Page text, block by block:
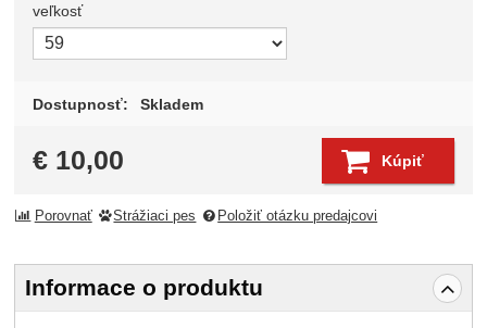
Zvoľte variant
veľkosť
Dostupnosť: Skladem
€ 10,00 Kúpiť
Porovnať Strážiaci pes Položiť otázku predajcovi
Informace o produktu